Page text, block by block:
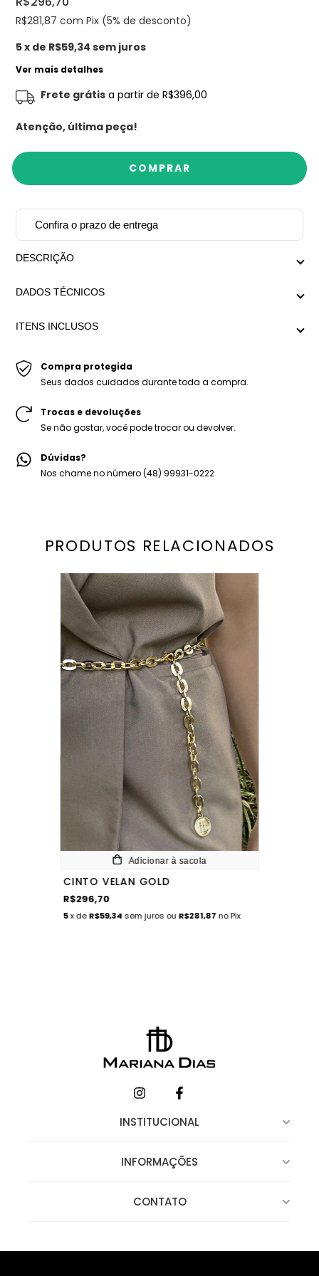
R$281,87 com Pix (5% de desconto)
5x de R$59,34 sem juros
Ver mais detalhes
Frete grátis a partir de R$396,00
Atenção, última peça!
Confira o prazo de entrega
DESCRIÇÃO
logo MD na ponta, em banho prata. Pode ser usado
DADOS TÉCNICOS
Peso médio: 60g
ITENS INCLUSOS
-Embalagem personalizada Mariana Dias Acessórios.
Compra protegida
Seus dados cuidados durante toda a compra.
Trocas e devoluções
Se não gostar, você pode trocar ou devolver.
Dúvidas?
Nos chame no número (48) 99931-0222
PRODUTOS RELACIONADOS
Adicionar à sacola
CINTO VELAN GOLD
R$296,70
5x deR$59,34 sem juros ou R$281,87 no Pix
INSTITUCIONAL
INFORMAÇÕES
CONTATO